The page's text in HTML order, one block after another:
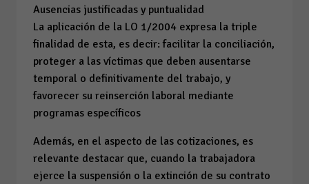
Ausencias justificadas y puntualidad
La aplicación de la LO 1/2004 expresa la triple
finalidad de esta, es decir: facilitar la conciliación,
proteger a las víctimas que deben ausentarse
temporal o definitivamente del trabajo, y
favorecer su reinserción laboral mediante
programas específicos
Además, en el aspecto de las cotizaciones, es
relevante destacar que, cuando la trabajadora
ejerce la suspensión o la extinción de su contrato